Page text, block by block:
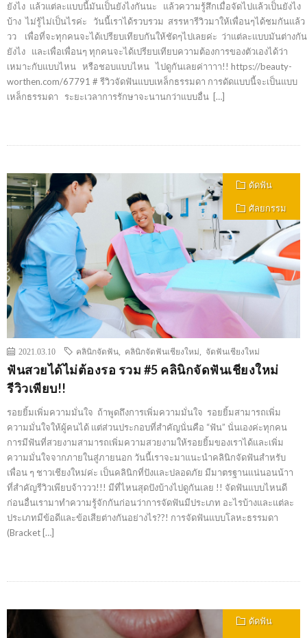
ยังไง แล้วแต่ละแบบนี้มันเป็นยังไงกันนะ แล้วความรู้สึกเมื่อจัดไปแล้วเป็นยังไง
บ้าง ไม่รู้ไม่เป็นไรค่ะ วันนี้เราได้รวบรวม สรรหารีวิวมาให้เพื่อนๆได้ชมกันแล้ว
วว เพื่อที่จะทุกคนจะได้เปรียบเทียบกันให้ชัดๆไปเลยค่ะ ว่าแต่ละแบบมันต่างกัน
ยังไง และเพื่อเพื่อนๆ ทุกคนจะได้เปรียบเทียบความต้องการของตัวเองได้ว่า
เหมาะกับแบบไหน หรือชอบแบบไหน ไปดูกันเลยค่าาาา!! https://beauty-
worthen.com/67791 # รีวิวจัดฟันแบบเหล็กธรรมดา การดัดแบบนี้จะเป็นแบบ
เหล็กธรรมดา ระยะเวลาการรักษาจะนานกว่าแบบอื่น […]
ดัดฟัน
ศัลยกรรม
2021.03.10 คลินิกจัดฟัน คลินิกจัดฟันเชียงใหม่ จัดฟันเชียงใหม่
ฟันสวยได้ไม่ต้องรอ รวม #5 คลินิกจัดฟันเชียงใหม่
รีวิวเพียบ!!
รอยยิ้มเพิ่มความมั่นใจ ถ้าพูดถึงการเพิ่มความมั่นใจ รอยยิ้มสามารถเพิ่ม
ความมั่นใจให้ผู้คนได้ เเต่ส่วนประกอบที่สำคัญนั่นคือ “ฟัน” นั่นเองค่ะทุกคน
การมีฟันที่สวยงามสามารถเพิ่มความสวยงามให้รอยยิ้มของเราได้และเพิ่ม
ความมั่นใจจากภายในสู่ภายนอก วันนี้เราจะมาแนะนำคลินิกจัดฟันสำหรับ
เพื่อน ๆ ชาวเชียงใหม่ค่ะ เป็นคลินิกที่ปังเเละปลอดภัย มีมาตรฐานเเน่นอนน้าา
ที่สำคัญรีวิวเพียบจ้าววว!!! มีที่ไหนสุดปังบ้างไปดูกันเลย !! จัดฟันแบบไหนดี
ก่อนอื่นเรามาทำความรู้จักกันก่อนว่าการจัดฟันมีประเภท อะไรบ้างและแต่ละ
ประเภทมีข้อดีและข้อเสียต่างกันอย่างไร??! การจัดฟันแบบโลหะธรรมดา
(Bracket […]
ดัดฟัน